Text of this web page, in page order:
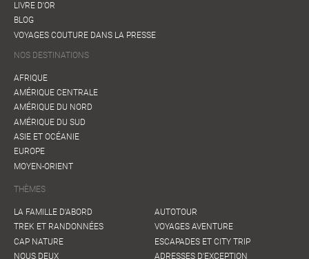
LIVRE D'OR
BLOG
VOYAGES COUTURE DANS LA PRESSE
NOS DESTINATIONS
AFRIQUE
AMÉRIQUE CENTRALE
AMÉRIQUE DU NORD
AMÉRIQUE DU SUD
ASIE ET OCÉANIE
EUROPE
MOYEN-ORIENT
THÈMES
LA FAMILLE D'ABORD
TREK ET RANDONNÉES
CAP NATURE
NOUS DEUX
AUTOTOUR
VOYAGES AVENTURE
ESCAPADES ET CITY TRIP
ADRESSES D'EXCEPTION